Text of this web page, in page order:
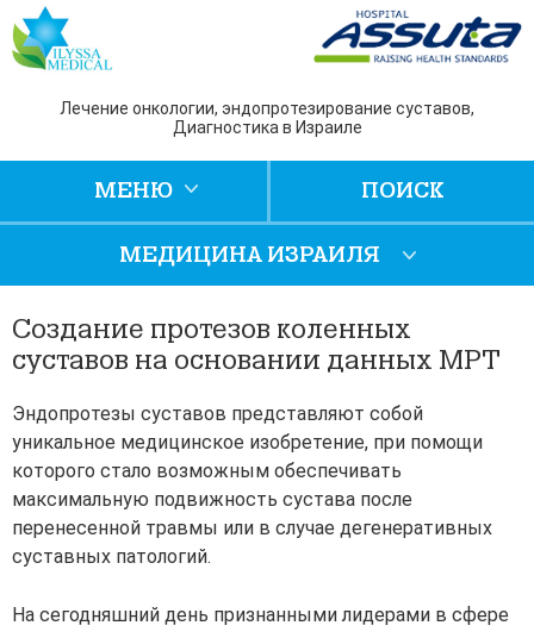
Лечение онкологии, эндопротезирование суставов,
Диагностика в Израиле
ПОИСК
МЕНЮ
Создание протезов коленных
суставов на основании данных МРТ
Эндопротезы суставов представляют собой
уникальное медицинское изобретение, при помощи
которого стало возможным обеспечивать
максимальную подвижность сустава после
перенесенной травмы или в случае дегенеративных
суставных патологий.
На сегодняшний день признанными лидерами в сфере
МЕДИЦИНА ИЗРАИЛЯ